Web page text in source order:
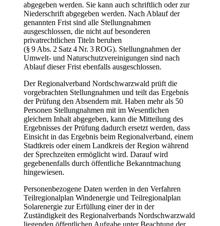
abgegeben werden. Sie kann auch schriftlich oder zur
Niederschrift abgegeben werden. Nach Ablauf der
genannten Frist sind alle Stellungnahmen
ausgeschlossen, die nicht auf besonderen
privatrechtlichen Titeln beruhen
(§ 9 Abs. 2 Satz 4 Nr. 3 ROG). Stellungnahmen der
Umwelt- und Naturschutzvereinigungen sind nach
Ablauf dieser Frist ebenfalls ausgeschlossen.
Der Regionalverband Nordschwarzwald prüft die
vorgebrachten Stellungnahmen und teilt das Ergebnis
der Prüfung den Absendern mit. Haben mehr als 50
Personen Stellungnahmen mit im Wesentlichen
gleichem Inhalt abgegeben, kann die Mitteilung des
Ergebnisses der Prüfung dadurch ersetzt werden, dass
Einsicht in das Ergebnis beim Regionalverband, einem
Stadtkreis oder einem Landkreis der Region während
der Sprechzeiten ermöglicht wird. Darauf wird
gegebenenfalls durch öffentliche Bekanntmachung
hingewiesen.
Personenbezogene Daten werden in den Verfahren
Teilregionalplan Windenergie und Teilregionalplan
Solarenergie zur Erfüllung einer der in der
Zuständigkeit des Regionalverbands Nordschwarzwald
liegenden öffentlichen Aufgabe unter Beachtung der